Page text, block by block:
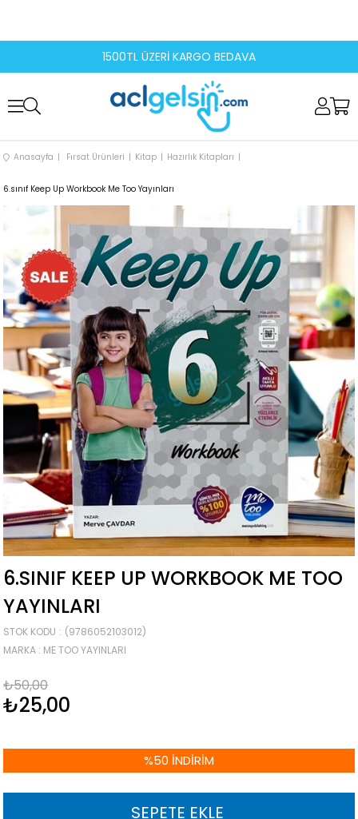
1500TL ÜZERİ KARGO BEDAVA
Anasayfa Fırsat Ürünleri Kitap Hazırlık Kitapları
6.sınıf Keep Up Workbook Me Too Yayınları
6.SINIF KEEP UP WORKBOOK ME TOO
YAYINLARI
STOK KODU
(9786052103012)
MARKA : ME TOO YAYINLARI
₺50,00
₺25,00
%50 İNDIRIM